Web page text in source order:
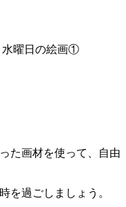
水曜日の絵画①
た画材を使って、自由
を過ごしましょう。